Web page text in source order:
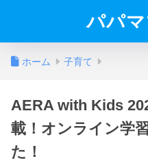
パパ
ホーム 子育て
AERA with Kids
載！オンライン学
た！